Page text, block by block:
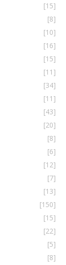
[15]
[8]
[10]
[16]
[15]
[11]
[34]
[11]
[43]
[20]
[8]
[6]
[12]
[7]
[13]
[150]
[15]
[22]
[5]
[8]